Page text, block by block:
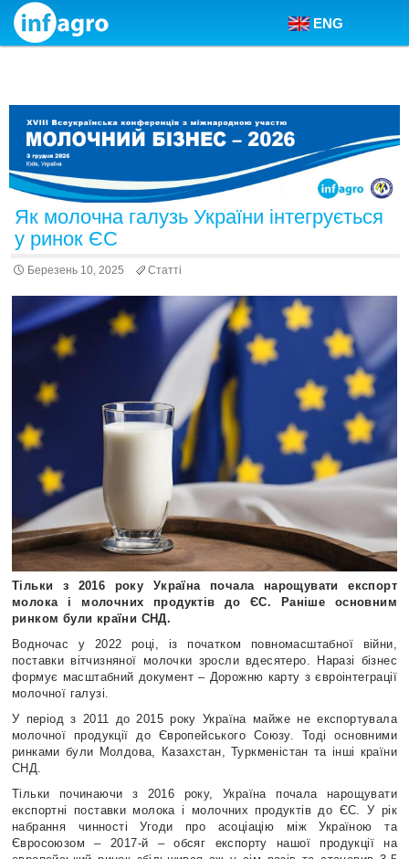
Skip to content
ENG
Як молочна галузь України інтегрується
у ринок ЄС
Березень 10, 2025 Статті
Тільки з 2016 року Україна почала нарощувати експорт
молока і молочних продуктів до ЄС. Раніше основним
ринком були країни СНД.
Водночас у 2022 році, із початком повномасштабної війни,
поставки вітчизняної молочки зросли вдесятеро. Наразі бізнес
формує масштабний документ – Дорожню карту з євроінтеграції
молочної галузі.
У період з 2011 до 2015 року Україна майже не експортувала
молочної продукції до Європейського Союзу. Тоді основними
ринками були Молдова, Казахстан, Туркменістан та інші країни
СНД.
Тільки починаючи з 2016 року, Україна почала нарощувати
експортні поставки молока і молочних продуктів до ЄС. У рік
набрання чинності Угоди про асоціацію між Україною та
Євросоюзом – 2017-й – обсяг експорту нашої продукції на